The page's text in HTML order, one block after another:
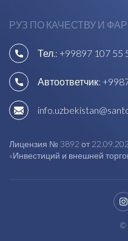
РУЗ ПО КАЧЕСТВУ И
Тел.: +99897 107 55
Автоответчик:
Лицензия № 3892 от
«Инвестиций и внешней
©